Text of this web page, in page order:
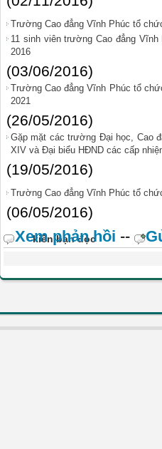
Trường Cao đẳng Vĩnh Phúc tổ
11 sinh viên trường Cao đẳng Vĩnh
2016
(03/06/2016)
Trường Cao đẳng Vĩnh Phúc tổ
2021
(26/05/2016)
Gặp mặt các trường Đại học, Cao
XIV và Đại biểu HĐND các cấp
(19/05/2016)
Trường Cao đẳng Vĩnh Phúc tổ
(06/05/2016)
kiến bạn đọc
Xem phản hồi --